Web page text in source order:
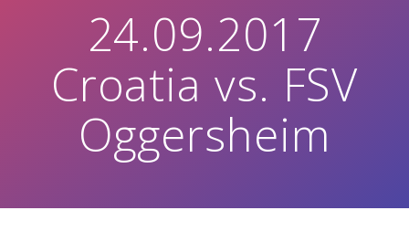
24.09.2017
Croatia vs. FSV
Oggersheim